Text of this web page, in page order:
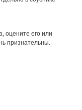
оцените его или
признательны.